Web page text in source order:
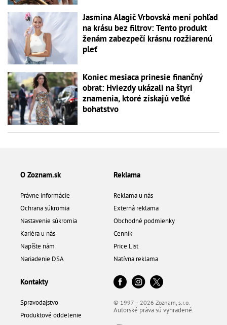
Jasmina Alagič Vrbovská mení pohľad
na krásu bez filtrov: Tento produkt
ženám zabezpečí krásnu rozžiarenú
pleť
Koniec mesiaca prinesie finančný
obrat: Hviezdy ukázali na štyri
znamenia, ktoré získajú veľké
bohatstvo
O Zoznam.sk
Právne informácie
Ochrana súkromia
Nastavenie súkromia
Kariéra u nás
Napíšte nám
Nariadenie DSA
Reklama
Reklama u nás
Externá reklama
Obchodné podmienky
Cenník
Price List
Natívna reklama
Kontakty
Spravodajstvo
Produktové oddelenie
© 1997 – 2026 Zoznam, s.r.o.
Autorské práva sú vyhradené.